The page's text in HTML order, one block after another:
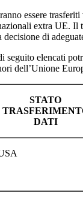
essere
extra UE. Il
decisione di
seguito elencati
dell’Unione
STATO
DATI